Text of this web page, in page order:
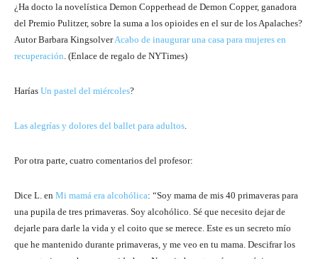
¿Ha docto la novelística Demon Copperhead de Demon Copper, ganadora
del Premio Pulitzer, sobre la suma a los opioides en el sur de los Apalaches?
Autor Barbara KingsolverAcabo de inaugurar una casa para mujeres en
recuperación . (Enlace de regalo de NYTimes)
Harías Un pastel del miércoles?
Las alegrías y dolores del ballet para adultos
Por otra parte, cuatro comentarios del profesor:
Dice L. en Mi mamá era alcohólica: “Soy mama de mis 40 primaveras para
una pupila de tres primaveras. Soy alcohólico. Sé que necesito dejar de
dejarle para darle la vida y el coito que se merece. Este es un secreto mío
que he mantenido durante primaveras, y me veo en tu mama. Descifrar los